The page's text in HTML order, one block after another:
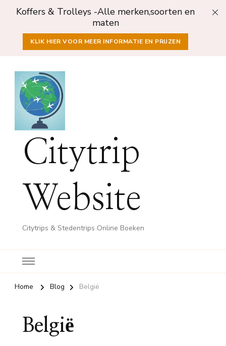
Koffers & Trolleys -Alle merken,soorten en
maten
KLIK HIER VOOR MEER INFORMATIE EN PRIJZEN
Citytrip
Website
Citytrips & Stedentrips Online Boeken
Home Blog België
België